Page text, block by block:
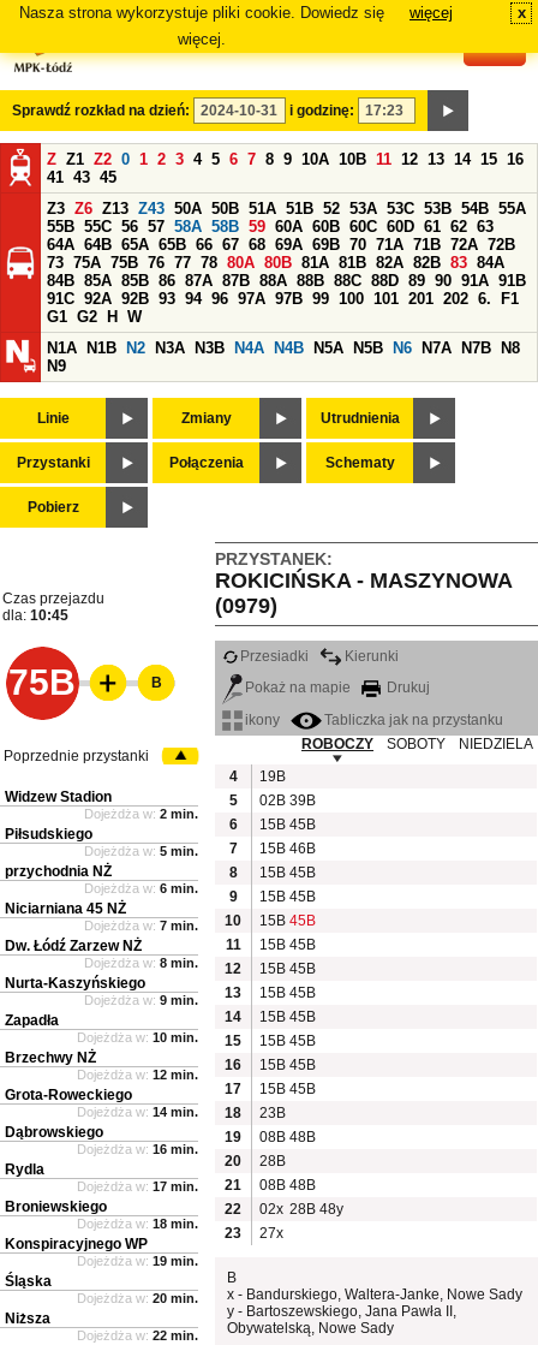
Nasza strona wykorzystuje pliki cookie. Dowiedz się
więcej.
więcej x
Sprawdź rozkład na dzień: i godzinę:
Z Z1 Z2 0 1 2 3 4 5 6 7 8 9 10A 10B 11 12 13 14 15 16
41 43 45
Z3 Z6 Z13 Z43 50A 50B 51A 51B 52 53A 53C 53B 54B 55A
55B 55C 56 57 58A 58B 59 60A 60B 60C 60D 61 62 63
64A 64B 65A 65B 66 67 68 69A 69B 70 71A 71B 72A 72B
73 75A 75B 76 77 78 80A 80B 81A 81B 82A 82B 83 84A
84B 85A 85B 86 87A 87B 88A 88B 88C 88D 89 90 91A 91B
91C 92A 92B 93 94 96 97A 97B 99 100 101 201 202 6.
F1
G1 G2 H
W
N1A
N1B N2 N3A N3B N4A N4B N5A N5B N6 N7A N7B
N8
N9
Linie Zmiany Utrudnienia
Przystanki Połączenia Schematy
Pobierz
PRZYSTANEK:
ROKICIŃSKA - MASZYNOWA
(0979)
Czas przejazdu
dla: 10:45
75B
Przesiadki
Kierunki
Pokaż na mapie
Drukuj
ikony
Tabliczka jak na przystanku
ROBOCZY
SOBOTY
NIEDZIELA
4
19B
5
02B 39B
6
15B 45B
7
15B 46B
8
15B 45B
9
15B 45B
10
15B 45B
11
15B 45B
12
15B 45B
13
15B 45B
14
15B 45B
15
15B 45B
16
15B 45B
17
15B 45B
18
23B
19
08B 48B
20
28B
21
08B 48B
22
02x 28B 48y
23
27x
B
x - Bandurskiego, Waltera-Janke, Nowe Sady
y - Bartoszewskiego, Jana Pawła II,
Obywatelską, Nowe Sady
B
Poprzednie przystanki
Widzew Stadion
Dojeżdża w: 2 min.
Piłsudskiego
Dojeżdża w: 5 min.
przychodnia NŻ
Dojeżdża w: 6 min.
Niciarniana 45 NŻ
Dojeżdża w: 7 min.
Dw. Łódź Zarzew NŻ
Dojeżdża w: 8 min.
Nurta-Kaszyńskiego
Dojeżdża w: 9 min.
Zapadła
Dojeżdża w: 10 min.
Brzechwy NŻ
Dojeżdża w: 12 min.
Grota-Roweckiego
Dojeżdża w: 14 min.
Dąbrowskiego
Dojeżdża w: 16 min.
Rydla
Dojeżdża w: 17 min.
Broniewskiego
Dojeżdża w: 18 min.
Konspiracyjnego WP
Dojeżdża w: 19 min.
Śląska
Dojeżdża w: 20 min.
Niższa
Dojeżdża w: 22 min.